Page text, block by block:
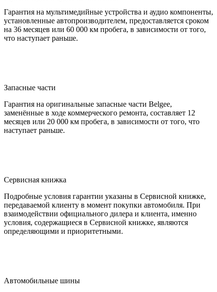
Гарантия на мультимедийные устройства и аудио компоненты,
установленные автопроизводителем, предоставляется сроком
на 36 месяцев или 60 000 км пробега, в зависимости от того,
что наступает раньше.
Запасные части
Гарантия на оригинальные запасные части Belgee,
заменённые в ходе коммерческого ремонта, составляет 12
месяцев или 20 000 км пробега, в зависимости от того, что
наступает раньше.
Сервисная книжка
Подробные условия гарантии указаны в Сервисной книжке,
передаваемой клиенту в момент покупки автомобиля. При
взаимодействии официального дилера и клиента, именно
условия, содержащиеся в Сервисной книжке, являются
определяющими и приоритетными.
Автомобильные шины